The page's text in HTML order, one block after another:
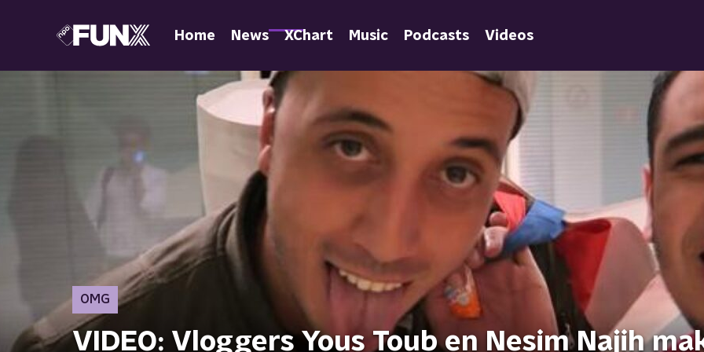
Home News XChart Music Podcasts Videos
OMG
VIDEO: Vloggers Yous Toub en Nesim Najih